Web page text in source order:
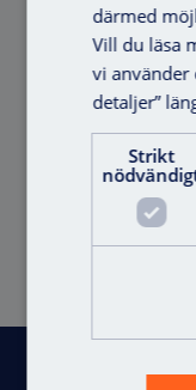
Utgått- Läsare
Handle A11-
därmed
Vill du läsa
vi använder
detaljer”
Strikt